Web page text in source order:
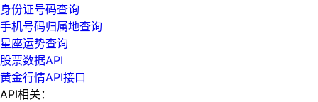
身份证号码查询
手机号码归属地查询
星座运势查询
股票数据API
黄金行情API接口
API相关：